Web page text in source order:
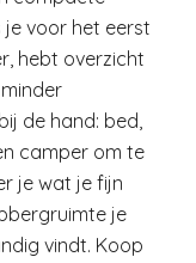
voor het eerst
hebt overzicht
de hand: bed,
camper om te
je wat je fijn
je
vindt. Koop